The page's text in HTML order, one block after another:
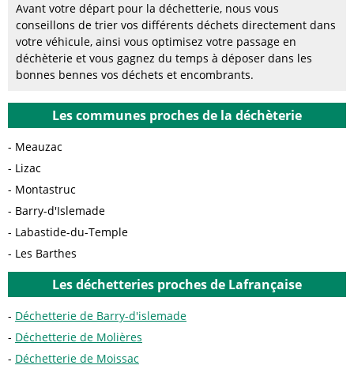
Avant votre départ pour la déchetterie, nous vous
conseillons de trier vos différents déchets directement dans
votre véhicule, ainsi vous optimisez votre passage en
déchèterie et vous gagnez du temps à déposer dans les
bonnes bennes vos déchets et encombrants.
Les communes proches de la déchèterie
Meauzac
Lizac
Montastruc
Barry-d'Islemade
Labastide-du-Temple
Les Barthes
Les déchetteries proches de Lafrançaise
Déchetterie de Barry-d'islemade
Déchetterie de Molières
Déchetterie de Moissac